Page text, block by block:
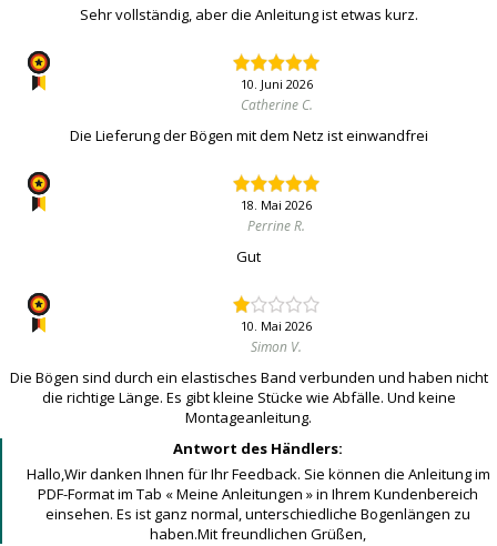
Sehr vollständig, aber die Anleitung ist etwas kurz.
10. Juni 2026
Catherine C.
Die Lieferung der Bögen mit dem Netz ist einwandfrei
18. Mai 2026
Perrine R.
Gut
10. Mai 2026
Simon V.
Die Bögen sind durch ein elastisches Band verbunden und haben nicht
die richtige Länge. Es gibt kleine Stücke wie Abfälle. Und keine
Montageanleitung.
Antwort des Händlers:
Hallo,Wir danken Ihnen für Ihr Feedback. Sie können die Anleitung im
PDF-Format im Tab « Meine Anleitungen » in Ihrem Kundenbereich
einsehen. Es ist ganz normal, unterschiedliche Bogenlängen zu
haben.Mit freundlichen Grüßen,